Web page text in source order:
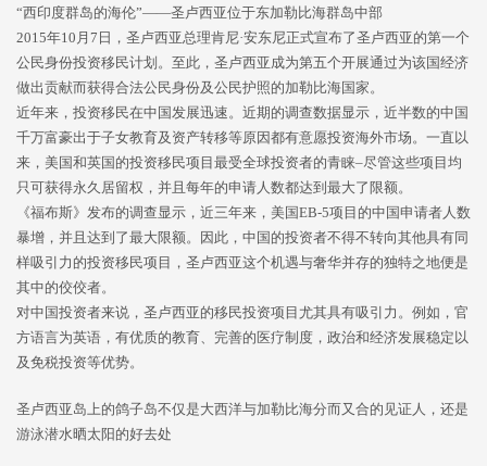
“西印度群岛的海伦”——圣卢西亚位于东加勒比海群岛中部
2015年10月7日，圣卢西亚总理肯尼·安东尼正式宣布了圣卢西亚的第一个
公民身份投资移民计划。至此，圣卢西亚成为第五个开展通过为该国经济
做出贡献而获得合法公民身份及公民护照的加勒比海国家。
近年来，投资移民在中国发展迅速。近期的调查数据显示，近半数的中国
千万富豪出于子女教育及资产转移等原因都有意愿投资海外市场。一直以
来，美国和英国的投资移民项目最受全球投资者的青睐–尽管这些项目均
只可获得永久居留权，并且每年的申请人数都达到最大了限额。
《福布斯》发布的调查显示，近三年来，美国EB-5项目的中国申请者人数
暴增，并且达到了最大限额。因此，中国的投资者不得不转向其他具有同
样吸引力的投资移民项目，圣卢西亚这个机遇与奢华并存的独特之地便是
其中的佼佼者。
对中国投资者来说，圣卢西亚的移民投资项目尤其具有吸引力。例如，官
方语言为英语，有优质的教育、完善的医疗制度，政治和经济发展稳定以
及免税投资等优势。
圣卢西亚岛上的鸽子岛不仅是大西洋与加勒比海分而又合的见证人，还是
游泳潜水晒太阳的好去处